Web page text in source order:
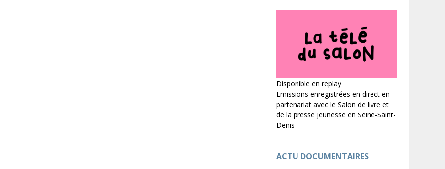
Disponible en replay
Emissions enregistrées en direct en
partenariat avec le Salon de livre et
de la presse jeunesse en Seine-Saint-
Denis
ACTU DOCUMENTAIRES